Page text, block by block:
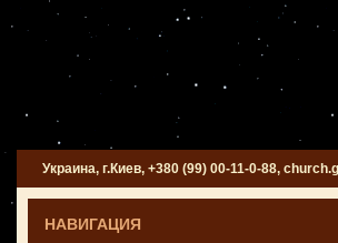
Украина, г.Киев, +380 (99) 00-11-0-88,
НАВИГАЦИЯ